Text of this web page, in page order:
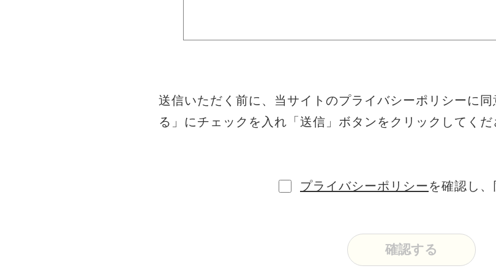
送信いただく前に、当サイトのプライバシーポリシーに
る」にチェックを入れ「送信」ボタンをクリックしてくだ
プライバシーポリシーを確認し、